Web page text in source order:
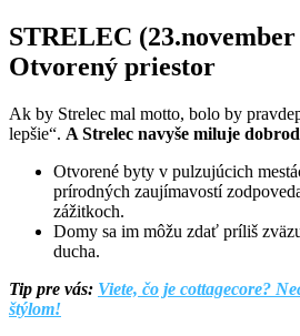
STRELEC
Otvorený priestor
Ak by Strelec mal motto, bolo by
lepšie“. A Strelec navyše miluje
Otvorené byty v pulzujúcich
prírodných zaujímavostí
zážitkoch.
Domy sa im môžu zdať príliš
ducha.
Tip pre vás: Viete, čo je cottagecore?
štýlom!